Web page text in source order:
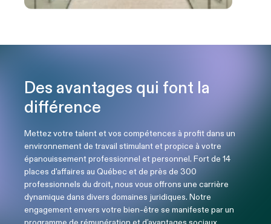
Des avantages qui font la
différence
Mettez votre talent et vos compétences à profit dans un
environnement de travail stimulant et propice à votre
épanouissement professionnel et personnel. Fort de 14
places d'affaires au Québec et de près de 300
professionnels du droit, nous vous offrons une carrière
dynamique dans divers domaines juridiques. Notre
engagement envers votre bien-être se manifeste par un